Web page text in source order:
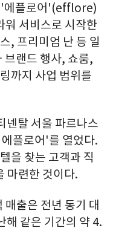
'에플로어'(efflore)
워 서비스로 시작한
, 프리미엄 난 등 일
브랜드 행사, 쇼룸,
까지 사업 범위를
넨탈 서울 파르나스
플로어'를 열었다.
을 찾는 고객과 직
마련한 것이다.
출은 전년 동기 대
해 같은 기간의 약 4.